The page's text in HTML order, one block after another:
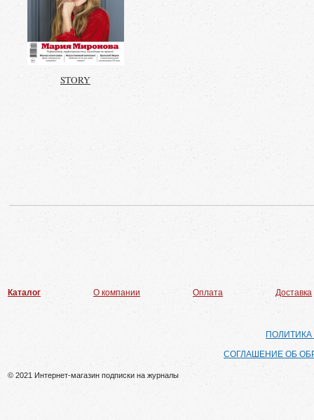
STORY
Каталог О компании Оплата Доставка
СОГЛАШЕНИЕ ОБ
© 2021 Интернет-магазин подписки на журналы